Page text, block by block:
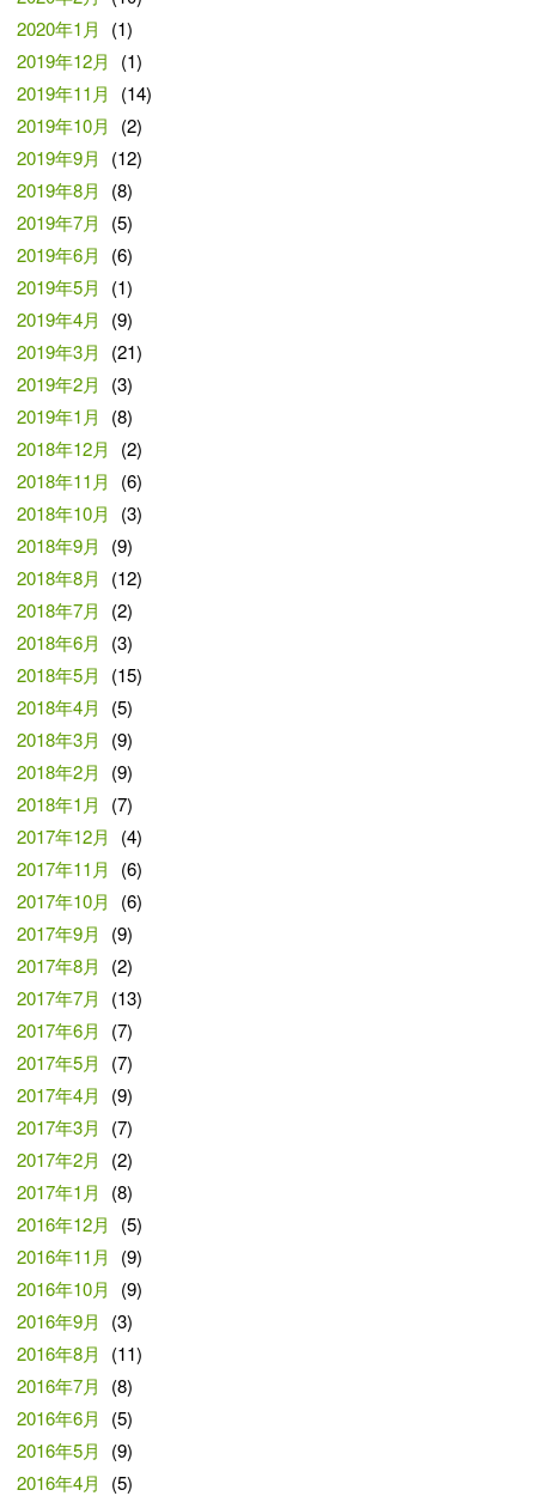
2020年1月
(1)
2019年12月
(1)
2019年11月
(14)
2019年10月
(2)
2019年9月
(12)
2019年8月
(8)
2019年7月
(5)
2019年6月
(6)
2019年5月
(1)
2019年4月
(9)
2019年3月
(21)
2019年2月
(3)
2019年1月
(8)
2018年12月
(2)
2018年11月
(6)
2018年10月
(3)
2018年9月
(9)
2018年8月
(12)
2018年7月
(2)
2018年6月
(3)
2018年5月
(15)
2018年4月
(5)
2018年3月
(9)
2018年2月
(9)
2018年1月
(7)
2017年12月
(4)
2017年11月
(6)
2017年10月
(6)
2017年9月
(9)
2017年8月
(2)
2017年7月
(13)
2017年6月
(7)
2017年5月
(7)
2017年4月
(9)
2017年3月
(7)
2017年2月
(2)
2017年1月
(8)
2016年12月
(5)
2016年11月
(9)
2016年10月
(9)
2016年9月
(3)
2016年8月
(11)
2016年7月
(8)
2016年6月
(5)
2016年5月
(9)
2016年4月
(5)